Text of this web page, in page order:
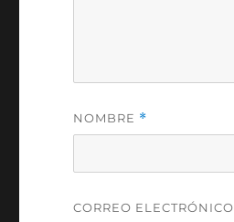
NOMBRE *
CORREO ELECTRÓNICO